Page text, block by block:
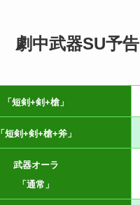
劇中武器SU予告
「短剣+剣+槍」
「短剣+剣+槍+斧」
武器オーラ
「通常」